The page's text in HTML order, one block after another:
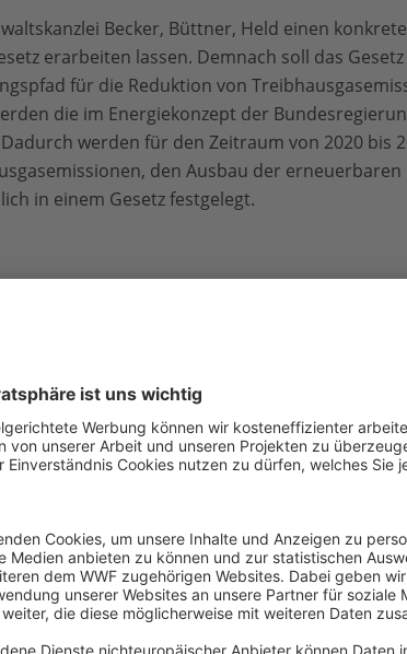
Becker, Büttner, Held einen
erarbeiten lassen. Demnach soll das
für die Reduktion von
die im Energiekonzept der
werden für den Zeitraum von 2020 bis
den Ausbau der
in einem Gesetz festgelegt.
Gesetz ein neues Verfahren etabliert
koordiniert, die Zielerreichung
den die Bundesregierung zu
beschließt, wird dabei ein wesentliches
gebündelt werden. Als unabhängige
jeweils vor der nächsten Bundestagswahl
Energiewende zielorientiert, flexibel und
und Klarheit wer wann welche Rechte,
und den Investoren Planungssicherheit
den WWF-Entwurf bot das seit 2008 in
haben in Deutschland bereits